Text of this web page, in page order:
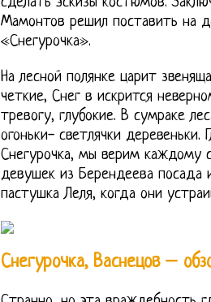
Мамонтов решил поставить на
«Снегурочка».
На лесной полянке царит
четкие, Снег в искрится
тревогу, глубокие. В сумраке
огоньки- светлячки деревеньки.
Снегурочка, мы верим каждому
девушек из Берендеева посада
пастушка Леля, когда они
Снегурочка, Васнецов –